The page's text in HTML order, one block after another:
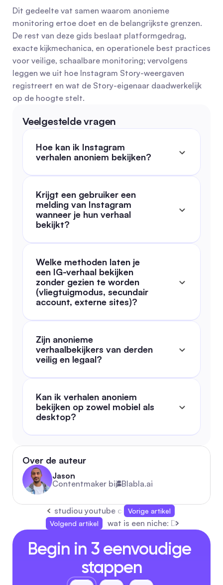
Dit gedeelte vat samen waarom anonieme
monitoring ertoe doet en de belangrijkste grenzen.
De rest van deze gids beslaat platformgedrag,
exacte kijkmechanica, en operationele best practices
voor veilige, schaalbare monitoring; vervolgens
leggen we uit hoe Instagram Story-weergaven
registreert en wat de Story-eigenaar daadwerkelijk
op de hoogte stelt.
Veelgestelde vragen
Hoe kan ik Instagram
verhalen anoniem bekijken?
Krijgt een gebruiker een
melding van Instagram
wanneer je hun verhaal
bekijkt?
Welke methoden laten je
een IG-verhaal bekijken
zonder gezien te worden
(vliegtuigmodus, secundair
account, externe sites)?
Zijn anonieme
verhaalbekijkers van derden
veilig en legaal?
Kan ik verhalen anoniem
bekijken op zowel mobiel als
desktop?
Over de auteur
Jason
Contentmaker bij Blabla.ai
studiou youtube com: Complete
Vorige artikel
Volgend artikel
wat is een niche: De
Begin in 3 eenvoudige
stappen